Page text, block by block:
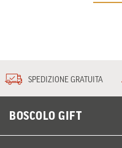
SPEDIZIONE GRATUITA
BOSCOLO GIFT